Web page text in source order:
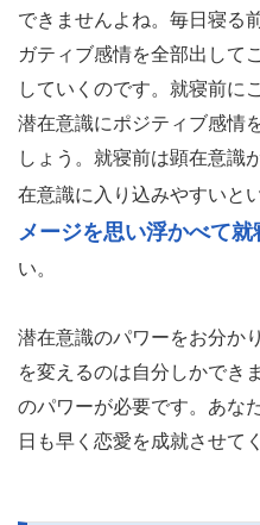
できませんよね。毎日寝る
ガティブ感情を全部出して
していくのです。就寝前に
潜在意識にポジティブ感情
しょう。就寝前は顕在意識
在意識に入り込みやすいと
メージを思い浮かべて就
い。
潜在意識のパワーをお分か
を変えるのは自分しかでき
のパワーが必要です。あな
日も早く恋愛を成就させて